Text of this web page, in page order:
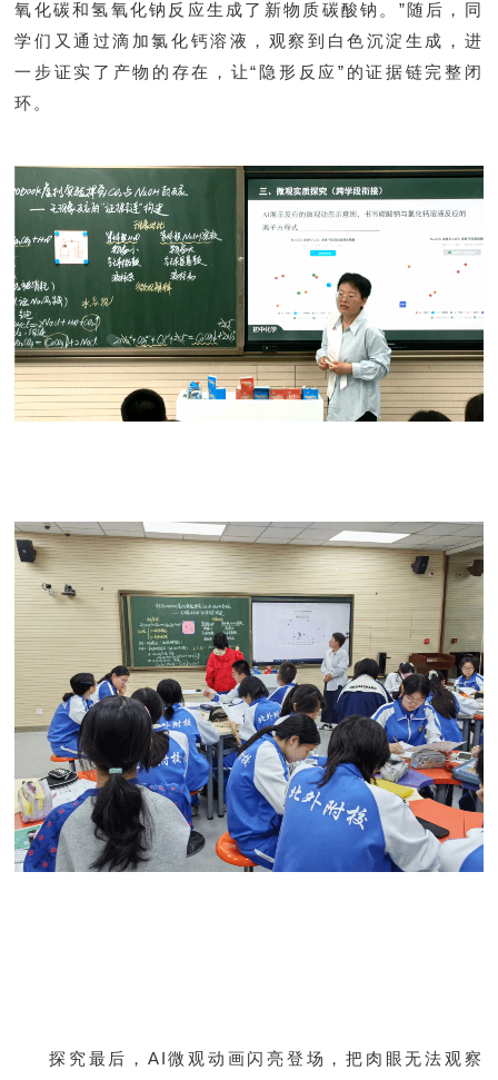
氧化碳和氢氧化钠反应生成了新物质碳酸钠。”随后，同
学们又通过滴加氯化钙溶液，观察到白色沉淀生成，进
一步证实了产物的存在，让“隐形反应”的证据链完整闭
环。
探究最后，AI微观动画闪亮登场，把肉眼无法观察